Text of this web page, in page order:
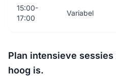
15:00-
17:00
Variabel
Plan intensieve
hoog is.